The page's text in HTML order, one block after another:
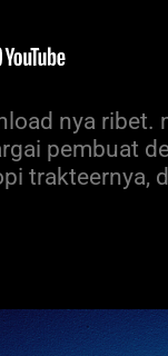
nya
pembuat
trakteernya,